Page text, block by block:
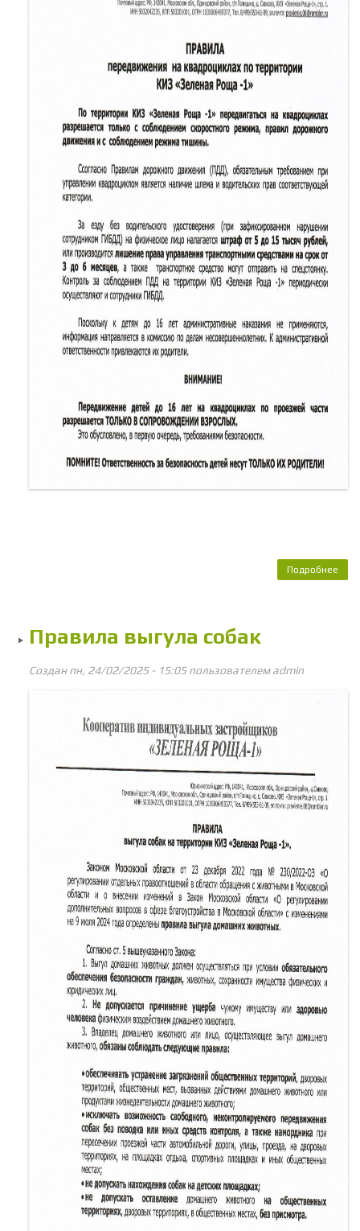
Подробнее
Правила выгула собак
Создан пн, 24/02/2025 - 15:05 пользователемadmin